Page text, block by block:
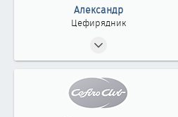
Александр
Цефирядник
131